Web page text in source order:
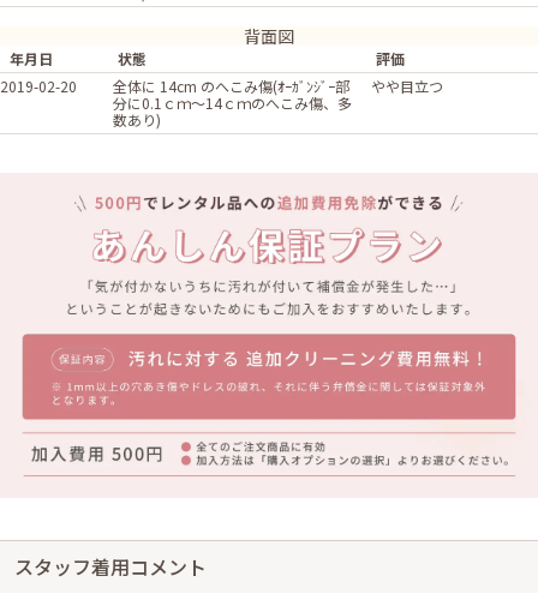
背面図
年月日 状態
評価
2019-02-20
全体に 14cm のへこみ傷(ｵｰｶﾞﾝｼﾞｰ部
分に0.1ｃｍ～14ｃｍのへこみ傷、多
数あり)
やや目立つ
スタッフ着用コメント